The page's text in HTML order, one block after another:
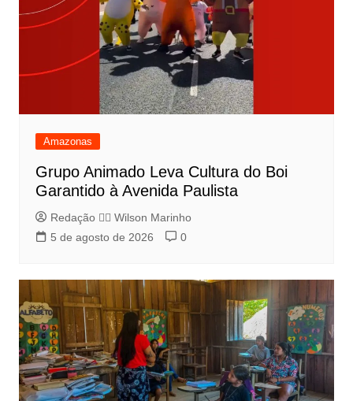
Amazonas
Grupo Animado Leva Cultura do Boi
Garantido à Avenida Paulista
Redação 👨‍⚖️​ Wilson Marinho
5 de agosto de 2026
0